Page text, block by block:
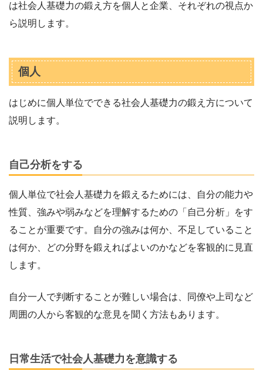
は社会人基礎力の鍛え方を個人と企業、それぞれの視点か
ら説明します。
個人
はじめに個人単位でできる社会人基礎力の鍛え方について
説明します。
自己分析をする
個人単位で社会人基礎力を鍛えるためには、自分の能力や
性質、強みや弱みなどを理解するための「自己分析」をす
ることが重要です。自分の強みは何か、不足していること
は何か、どの分野を鍛えればよいのかなどを客観的に見直
します。
自分一人で判断することが難しい場合は、同僚や上司など
周囲の人から客観的な意見を聞く方法もあります。
日常生活で社会人基礎力を意識する